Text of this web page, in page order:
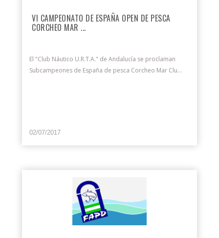
VI CAMPEONATO DE ESPAÑA OPEN DE PESCA
CORCHEO MAR ...
El "Club Náutico U.R.T.A." de Andalucía se proclaman
Subcampeones de España de pesca Corcheo Mar Clu...
02/07/2017